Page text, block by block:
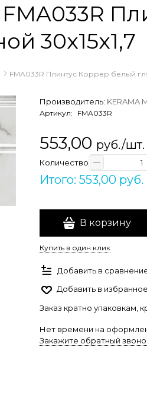
FMA033R
30x15x1,7
FMA033R Плинтус Коррер белый
Производитель: KERAMA
Артикул: FMA033R
553,00 руб./шт.
Количество
Итого: 553,00 руб.
В корзину
Купить в один клик
Добавить в
Добавить в избранное
Заказ кратно упаковкам,
Нет времени на
Закажите обратный